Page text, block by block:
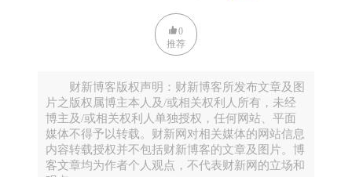
心牢记使命”的“洋典范”。目前所能找到的他对于火星
的第1个任务规划，是01年的事儿。他的想法是，往火
星发射一个带有植物种子的温室，在火星环境下观察
是一个纯粹的科学性的任务。没有运载火箭，他就打
算买俄罗斯退役下来的弹道导弹。导弹能提供的运载
力当然有限，他真正要送到火星的温室只有一个篮球
左右大。
0
推荐
财新博客版权声明：财新博客所发布文章及图
片之版权属博主本人及/或相关权利人所有，未经
博主及/或相关权利人单独授权，任何网站、平面
媒体不得予以转载。财新网对相关媒体的网站信息
内容转载授权并不包括财新博客的文章及图片。博
客文章均为作者个人观点，不代表财新网的立场和